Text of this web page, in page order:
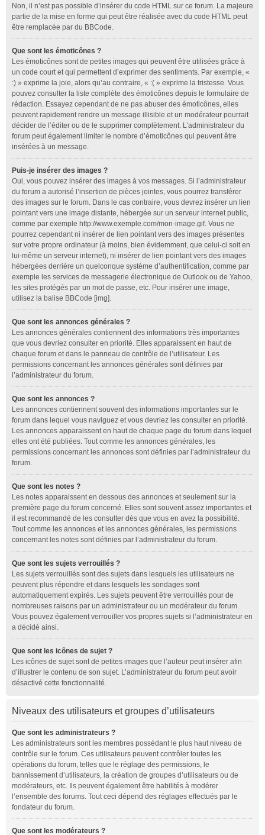
Non, il n’est pas possible d’insérer du code HTML sur ce forum. La majeure
partie de la mise en forme qui peut être réalisée avec du code HTML peut
être remplacée par du BBCode.
Que sont les émoticônes ?
Les émoticônes sont de petites images qui peuvent être utilisées grâce à
un code court et qui permettent d’exprimer des sentiments. Par exemple, «
:) » exprime la joie, alors qu’au contraire, « :( » exprime la tristesse. Vous
pouvez consulter la liste complète des émoticônes depuis le formulaire de
rédaction. Essayez cependant de ne pas abuser des émoticônes, elles
peuvent rapidement rendre un message illisible et un modérateur pourrait
décider de l’éditer ou de le supprimer complètement. L’administrateur du
forum peut également limiter le nombre d’émoticônes qui peuvent être
insérées à un message.
Puis-je insérer des images ?
Oui, vous pouvez insérer des images à vos messages. Si l’administrateur
du forum a autorisé l’insertion de pièces jointes, vous pourrez transférer
des images sur le forum. Dans le cas contraire, vous devrez insérer un lien
pointant vers une image distante, hébergée sur un serveur internet public,
comme par exemple http://www.exemple.com/mon-image.gif. Vous ne
pourrez cependant ni insérer de lien pointant vers des images présentes
sur votre propre ordinateur (à moins, bien évidemment, que celui-ci soit en
lui-même un serveur internet), ni insérer de lien pointant vers des images
hébergées derrière un quelconque système d’authentification, comme par
exemple les services de messagerie électronique de Outlook ou de Yahoo,
les sites protégés par un mot de passe, etc. Pour insérer une image,
utilisez la balise BBCode [img].
Que sont les annonces générales ?
Les annonces générales contiennent des informations très importantes
que vous devriez consulter en priorité. Elles apparaissent en haut de
chaque forum et dans le panneau de contrôle de l’utilisateur. Les
permissions concernant les annonces générales sont définies par
l’administrateur du forum.
Que sont les annonces ?
Les annonces contiennent souvent des informations importantes sur le
forum dans lequel vous naviguez et vous devriez les consulter en priorité.
Les annonces apparaissent en haut de chaque page du forum dans lequel
elles ont été publiées. Tout comme les annonces générales, les
permissions concernant les annonces sont définies par l’administrateur du
forum.
Que sont les notes ?
Les notes apparaissent en dessous des annonces et seulement sur la
première page du forum concerné. Elles sont souvent assez importantes et
il est recommandé de les consulter dès que vous en avez la possibilité.
Tout comme les annonces et les annonces générales, les permissions
concernant les notes sont définies par l’administrateur du forum.
Que sont les sujets verrouillés ?
Les sujets verrouillés sont des sujets dans lesquels les utilisateurs ne
peuvent plus répondre et dans lesquels les sondages sont
automatiquement expirés. Les sujets peuvent être verrouillés pour de
nombreuses raisons par un administrateur ou un modérateur du forum.
Vous pouvez également verrouiller vos propres sujets si l’administrateur en
a décidé ainsi.
Que sont les icônes de sujet ?
Les icônes de sujet sont de petites images que l’auteur peut insérer afin
d’illustrer le contenu de son sujet. L’administrateur du forum peut avoir
désactivé cette fonctionnalité.
Niveaux des utilisateurs et groupes d’utilisateurs
Que sont les administrateurs ?
Les administrateurs sont les membres possédant le plus haut niveau de
contrôle sur le forum. Ces utilisateurs peuvent contrôler toutes les
opérations du forum, telles que le réglage des permissions, le
bannissement d’utilisateurs, la création de groupes d’utilisateurs ou de
modérateurs, etc. Ils peuvent également être habilités à modérer
l’ensemble des forums. Tout ceci dépend des réglages effectués par le
fondateur du forum.
Que sont les modérateurs ?